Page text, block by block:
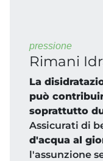
pressione
Rimani
La
può
soprattutto
Assicurati di
d'acqua al
l'assunzione